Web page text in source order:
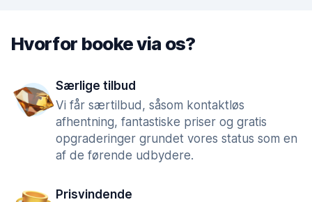
Hvorfor booke via os?
Særlige tilbud
Vi får særtilbud, såsom kontaktløs
afhentning, fantastiske priser og gratis
opgraderinger grundet vores status som en
af de førende udbydere.
Prisvindende